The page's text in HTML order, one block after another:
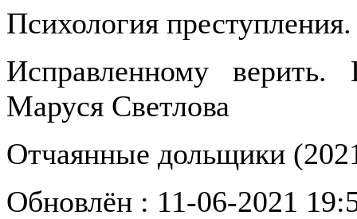
Психология
Исправленному
Маруся Светлова
Отчаянные дольщики
Обновлён : 11-06-2021